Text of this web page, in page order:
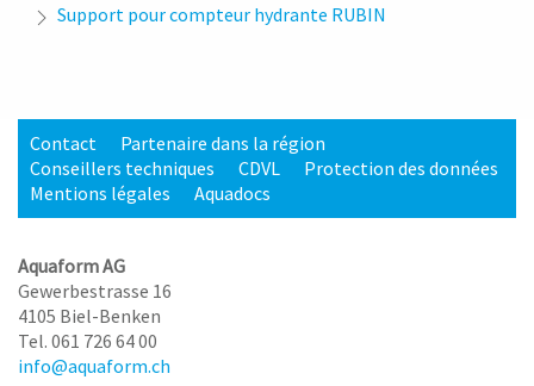
Support pour compteur hydrante RUBIN
Contact
Partenaire dans la région
Conseillers techniques
CDVL
Protection des données
Mentions légales
Aquadocs
Aquaform AG
Gewerbestrasse 16
4105 Biel-Benken
Tel. 061 726 64 00
info@aquaform.ch